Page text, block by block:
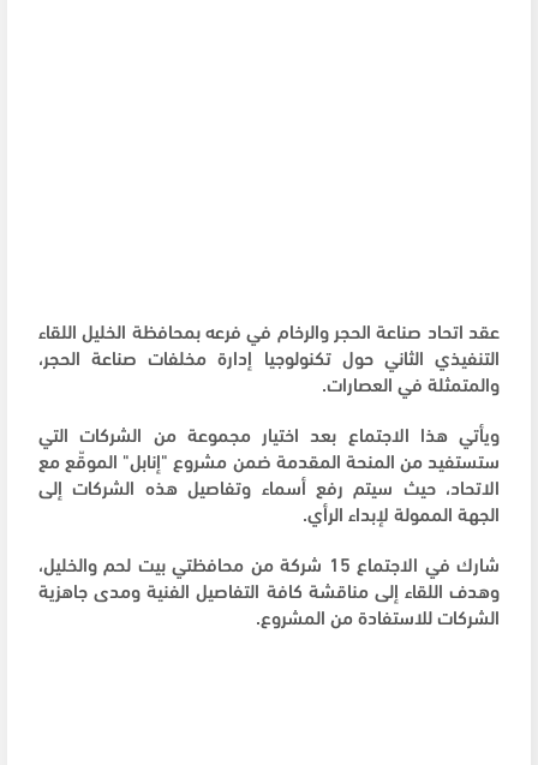
عقد اتحاد صناعة الحجر والرخام في فرعه بمحافظة الخليل اللقاء
التنفيذي الثاني حول تكنولوجيا إدارة مخلفات صناعة الحجر،
والمتمثلة في العصارات.
ويأتي هذا الاجتماع بعد اختيار مجموعة من الشركات التي
ستستفيد من المنحة المقدمة ضمن مشروع "إنابل" الموقّع مع
الاتحاد، حيث سيتم رفع أسماء وتفاصيل هذه الشركات إلى
الجهة الممولة لإبداء الرأي.
شارك في الاجتماع 15 شركة من محافظتي بيت لحم والخليل،
وهدف اللقاء إلى مناقشة كافة التفاصيل الفنية ومدى جاهزية
الشركات للاستفادة من المشروع.